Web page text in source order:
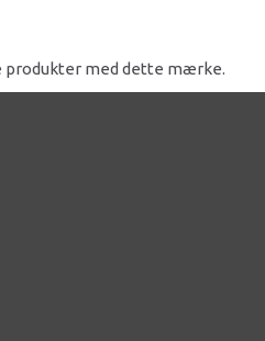
produkter med dette mærke.